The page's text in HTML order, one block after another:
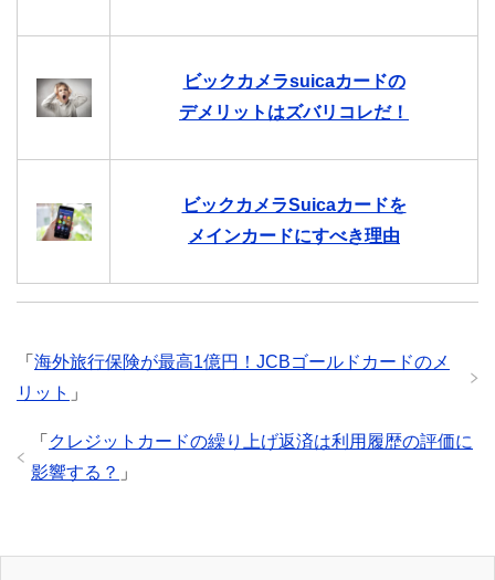
ビックカメラsuicaカードの
デメリットはズバリコレだ！
ビックカメラSuicaカードを
メインカードにすべき理由
「 海外旅行保険が最高1億円！JCBゴールドカードのメ
リット 」
「 クレジットカードの繰り上げ返済は利用履歴の評価に
影響する？ 」